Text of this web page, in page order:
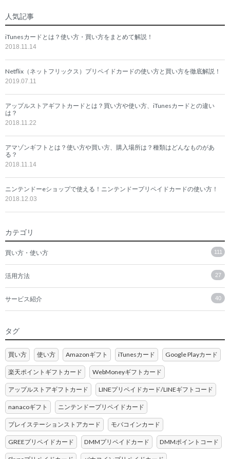
人気記事
iTunesカードとは？使い方・買い方をまとめて解説！
2018.11.14
Netflix（ネットフリックス）プリペイドカードの使い方と買い方を徹底解説！
2019.07.11
アップルストアギフトカードとは？買い方や使い方、iTunesカードとの違い
は？
2018.11.22
アマゾンギフトとは？使い方や買い方、購入場所は？種類はどんなものがあ
る？
2018.11.14
ニンテンドーeショップで使える！ニンテンドープリペイドカードの使い方！
2018.12.03
カテゴリ
買い方・使い方 111
活用方法 27
サービス紹介 40
タグ
買い方 使い方 Amazonギフト iTunesカード Google Playカード
楽天ポイントギフトカード WebMoneyギフトカード
アップルストアギフトカード LINEプリペイドカード/LINEギフトコード
nanacoギフト ニンテンドープリペイドカード
プレイステーションストアカード モバコインカード
GREEプリペイドカード DMMプリペイドカード DMMポイントコード